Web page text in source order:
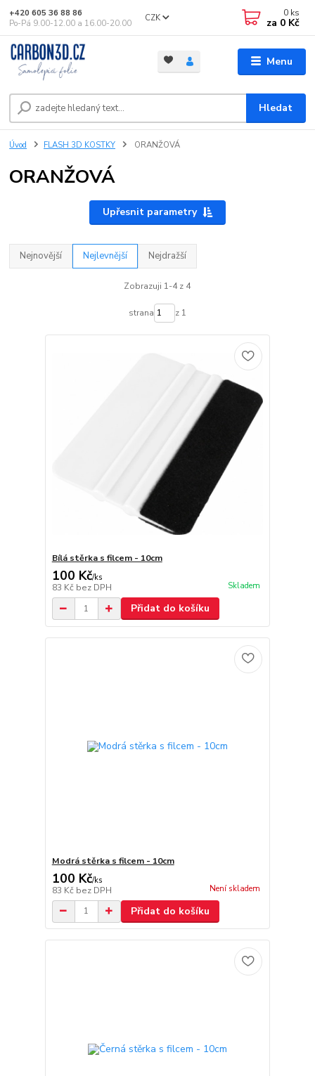
Menu
CZK
Hledat
+420 605 36 88 86
Po-Pá 9.00-12.00 a 16.00-20.00
0 ks
za 0 Kč
Úvod FLASH 3D KOSTKY ORANŽOVÁ
ORANŽOVÁ
Upřesnit parametry
Nejnovější Nejlevnější Nejdražší
Zobrazuji 1-4 z 4
strana z 1
Bílá stěrka s filcem - 10cm
100 Kč/ks
83 Kč bez DPH Skladem
Přidat do košíku
Modrá stěrka s filcem - 10cm
100 Kč/ks
83 Kč bez DPH Není skladem
Přidat do košíku